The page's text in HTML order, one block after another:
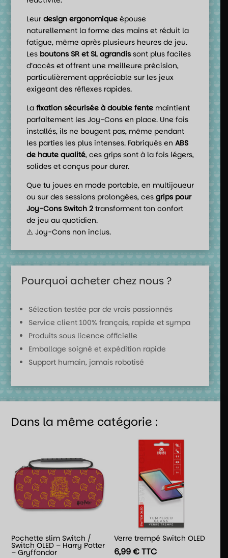
Leur design ergonomiqueépouse
naturellement la forme des mains et réduit la
fatigue, même après plusieurs heures de jeu.
Les boutons SR et SL agrandissont plus faciles
d’accès et offrent une meilleure précision,
particulièrement appréciable sur les jeux
exigeant des réflexes rapides.
La fixation sécurisée à double fentemaintient
parfaitement les Joy-Cons en place. Une fois
installés, ils ne bougent pas, même pendant
les parties les plus intenses. Fabriqués en ABS
de haute qualité, ces grips sont à la fois légers,
solides et conçus pour durer.
Que tu joues en mode portable, en multijoueur
ou sur des sessions prolongées, ces grips pour
Joy-Cons Switch 2transforment ton confort
de jeu au quotidien.
⚠️ Joy-Cons non inclus.
Pourquoi acheter chez nous ?
Sélection testée par de vrais passionnés
Service client 100% français, rapide et sympa
Produits sous licence officielle
Emballage soigné et expédition rapide
Support humain, jamais robotisé
Dans la même catégorie :
Pochette slim Switch /
Switch OLED – Harry Potter
– Gryffondor
Verre trempé Switch OLED
6,99€TTC